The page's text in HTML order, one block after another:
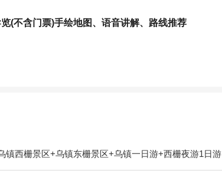
(不含门票)手绘地图、语音讲解、路线推荐
镇西栅景区+乌镇东栅景区+乌镇一日游+西栅夜游1日游